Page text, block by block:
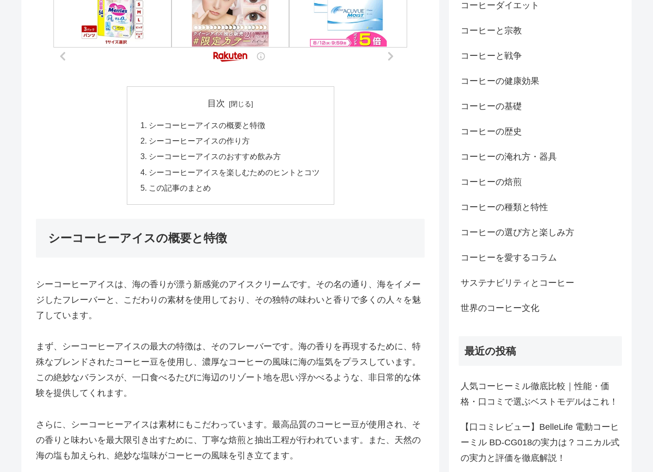
目次
シーコーヒーアイスの概要と特徴
シーコーヒーアイスの作り方
シーコーヒーアイスのおすすめ飲み方
シーコーヒーアイスを楽しむためのヒントとコツ
この記事のまとめ
シーコーヒーアイスの概要と特徴
シーコーヒーアイスは、海の香りが漂う新感覚のアイスクリームです。その名の通り、海をイメー
ジしたフレーバーと、こだわりの素材を使用しており、その独特の味わいと香りで多くの人々を魅
了しています。
まず、シーコーヒーアイスの最大の特徴は、そのフレーバーです。海の香りを再現するために、特
殊なブレンドされたコーヒー豆を使用し、濃厚なコーヒーの風味に海の塩気をプラスしています。
この絶妙なバランスが、一口食べるたびに海辺のリゾート地を思い浮かべるような、非日常的な体
験を提供してくれます。
さらに、シーコーヒーアイスは素材にもこだわっています。最高品質のコーヒー豆が使用され、そ
の香りと味わいを最大限引き出すために、丁寧な焙煎と抽出工程が行われています。また、天然の
海の塩も加えられ、絶妙な塩味がコーヒーの風味を引き立てます。
コーヒーダイエット
コーヒーと宗教
コーヒーと戦争
コーヒーの健康効果
コーヒーの基礎
コーヒーの歴史
コーヒーの淹れ方・器具
コーヒーの焙煎
コーヒーの種類と特性
コーヒーの選び方と楽しみ方
コーヒーを愛するコラム
サステナビリティとコーヒー
世界のコーヒー文化
最近の投稿
人気コーヒーミル徹底比較｜性能・価
格・口コミで選ぶベストモデルはこれ！
【口コミレビュー】BelleLife 電動コーヒ
ーミル BD-CG018の実力は？コニカル式
の実力と評価を徹底解説！